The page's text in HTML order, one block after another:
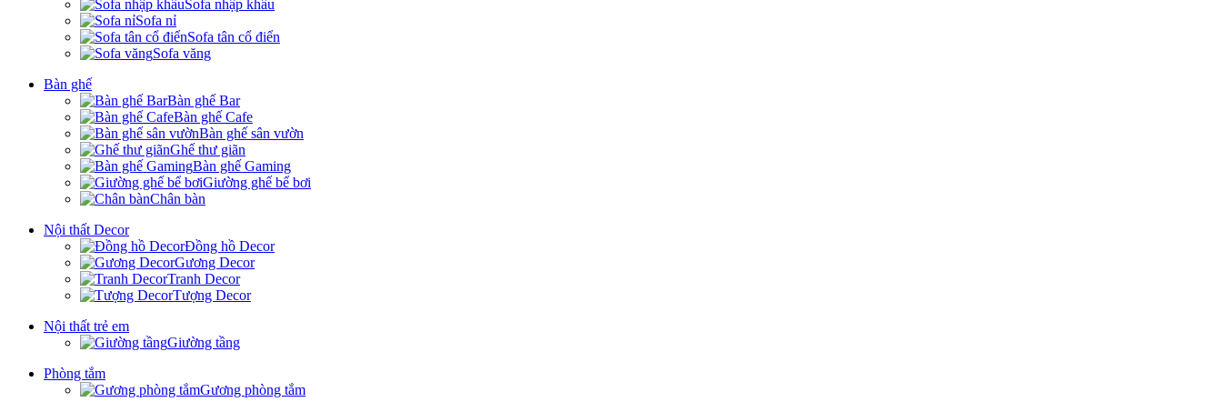
Sofa nhập khẩu
Sofa nỉ
Sofa tân cổ điển
Sofa văng
Bàn ghế
Bàn ghế Bar
Bàn ghế Cafe
Bàn ghế sân vườn
Ghế thư giãn
Bàn ghế Gaming
Giường ghế bể bơi
Chân bàn
Nội thất Decor
Đồng hồ Decor
Gương Decor
Tranh Decor
Tượng Decor
Nội thất trẻ em
Giường tầng
Phòng tắm
Gương phòng tắm